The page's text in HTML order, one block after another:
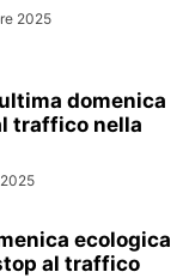
2025
domenica
traffico nella
ecologica
al traffico